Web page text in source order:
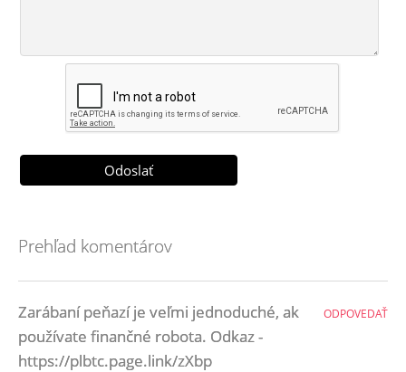
Prehľad komentárov
Zarábaní peňazí je veľmi jednoduché, ak
používate finančné robota. Odkaz -
https://plbtc.page.link/zXbp
ODPOVEDAŤ